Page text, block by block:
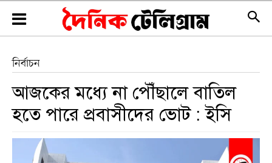
নির্বাচন
আজকের মধ্যে না পৌঁছালে বাতিল
হতে পারে প্রবাসীদের ভোট : ইসি